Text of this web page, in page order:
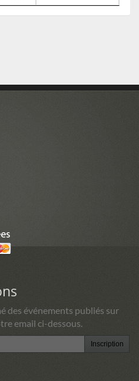
des événements publiés sur
email ci-dessous.
Inscription